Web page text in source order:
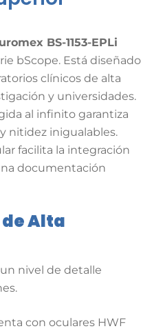
BS-1153-EPLi
bScope. Está diseñado
clínicos de alta
y universidades.
al infinito garantiza
nitidez inigualables.
facilita la integración
documentación
Alta
nivel de detalle
con oculares HWF